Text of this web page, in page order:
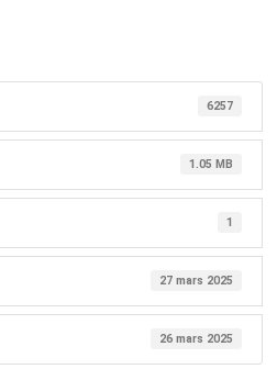
6257
1.05 MB
1
27 mars 2025
26 mars 2025